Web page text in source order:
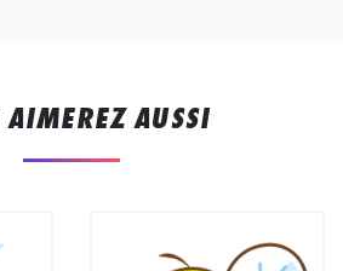
AIMEREZ AUSSI